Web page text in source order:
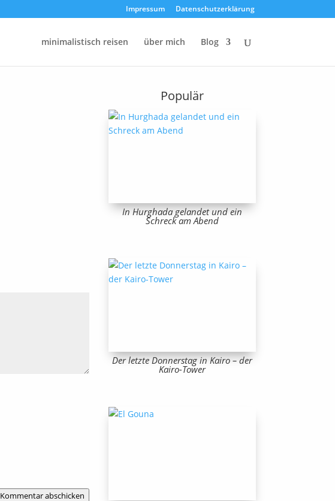
Impressum Datenschutzerklärung
minimalistisch reisen über mich Blog
Kommentar abschicken
Populär
In Hurghada gelandet und ein
Schreck am Abend
Der letzte Donnerstag in Kairo – der
Kairo-Tower